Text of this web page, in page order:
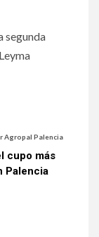
segunda
Agropal Palencia
cupo más
Palencia